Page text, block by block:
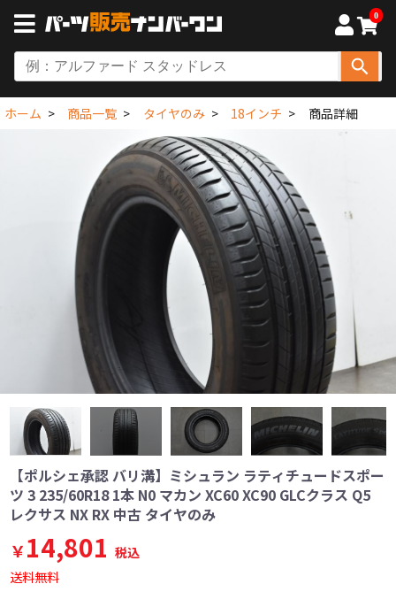
0
ホーム 商品一覧 タイヤのみ 18インチ 商品詳細
【ポルシェ承認 バリ溝】ミシュラン ラティチュードスポー
ツ 3 235/60R18 1本 N0 マカン XC60 XC90 GLCクラス Q5
レクサス NX RX 中古 タイヤのみ
￥14,801 税込
送料無料